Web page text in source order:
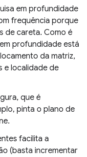
em profundidade
frequência porque
de careta. Como é
profundidade está
da matriz,
e localidade de
que é
pinta o plano de
facilita a
(basta incrementar